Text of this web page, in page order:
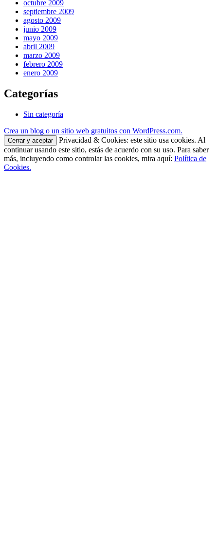
octubre 2009
septiembre 2009
agosto 2009
junio 2009
mayo 2009
abril 2009
marzo 2009
febrero 2009
enero 2009
Categorías
Sin categoría
Crea un blog o un sitio web gratuitos con WordPress.com.
Privacidad & Cookies: este sitio usa cookies. Al
continuar usando este sitio, estás de acuerdo con su uso. Para saber
más, incluyendo como controlar las cookies, mira aquí: Política de
Cookies.